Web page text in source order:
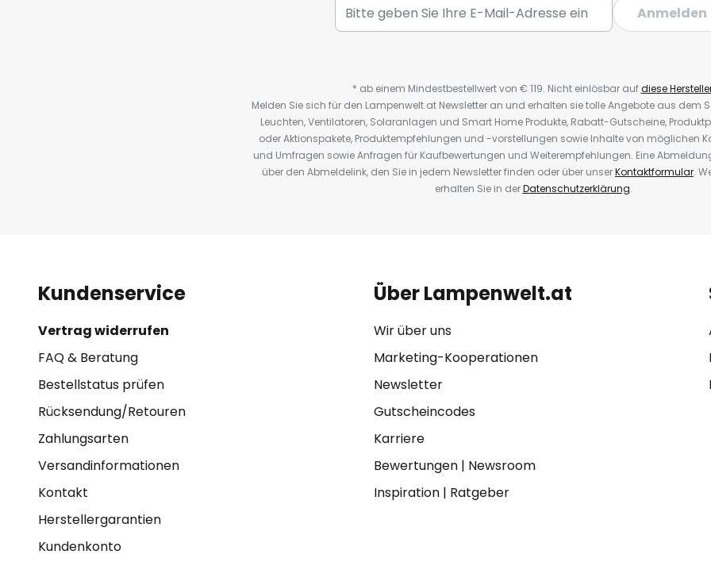
Anmelden
* ab einem Mindestbestellwert von € 119. Nicht einlösbar aufdiese
Melden Sie sich für den Lampenwelt.at Newsletter an und erhalten sie tolle Angebote aus dem
Leuchten, Ventilatoren, Solaranlagen und Smart Home Produkte, Rabatt-Gutscheine,
oder Aktionspakete, Produktempfehlungen und -vorstellungen sowie Inhalte von möglichen
und Umfragen sowie Anfragen für Kaufbewertungen und Weiterempfehlungen. Eine
über den Abmeldelink, den Sie in jedem Newsletter finden oder über unserKontaktformular.
erhalten Sie in derDatenschutzerklärung.
Kundenservice
Vertrag widerrufen
FAQ & Beratung
Bestellstatus prüfen
Rücksendung/Retouren
Zahlungsarten
Versandinformationen
Kontakt
Herstellergarantien
Kundenkonto
Über Lampenwelt.at
Wir über uns
Marketing-Kooperationen
Newsletter
Gutscheincodes
Karriere
Bewertungen| Newsroom
Inspiration| Ratgeber